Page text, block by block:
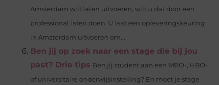
Amsterdam wilt laten uitvoeren, wilt u dat door een
professional laten doen. U laat een opleveringskeuring
in Amsterdam uitvoeren om...
Ben jij op zoek naar een stage die bij jou
past? Drie tips Ben jij student aan een MBO-, HBO-
of universitaire onderwijsinstelling? En moet je stage